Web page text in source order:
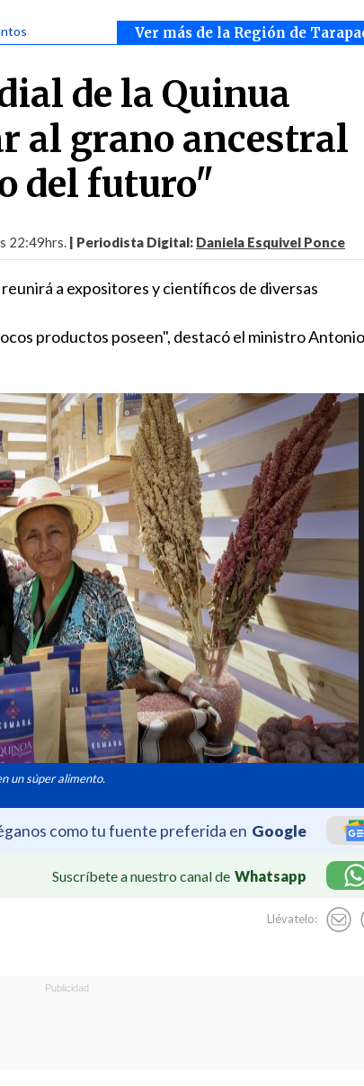
Ver más de la Región de
de la Quinua
al grano ancestral
del futuro"
22:49hrs. | Periodista Digital: Daniela Esquivel Ponce
a expositores y científicos de diversas
productos poseen", destacó el ministro Antonio
un súper alimento.
como tu fuente preferida en Google
Suscríbete a nuestro canal de Whatsapp
Llévatelo: